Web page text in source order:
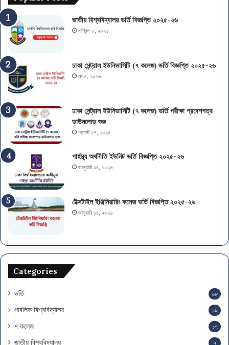
০
২
৬
:
লা
ফ
ল
,
বি
ষ
য়ে
স
ও
ই
গ্রে
শ
জাতীয় বিশ্ববিদ্যালয় ভর্তি বিজ্ঞপ্তি ২০২৫-২৬
এপ্রিল ৮, ২০২৬
ঢাকা সেন্ট্রাল ইউনিভার্সিটি (৭ কলেজ) ভর্তি বিজ্ঞপ্তি ২০২৫-২৬
মে ৫, ২০২৬
ঢাকা সেন্ট্রাল ইউনিভার্সিটি (৭ কলেজ) ভর্তি পরীক্ষা প্রবেশপত্র
ডাউনলোড শুরু
আগস্ট ১৭, ২০২৫
গার্হস্থ্য অর্থনীতি ইউনিট ভর্তি বিজ্ঞপ্তি ২০২৫-২৬
জানুয়ারি ১৪, ২০২৬
টেক্সটাইল ইঞ্জিনিয়ারিং কলেজ ভর্তি বিজ্ঞপ্তি ২০২৫-২৬
জানুয়ারি ১৪, ২০২৬
Categories
ভর্তি ৬৮
পাবলিক বিশ্ববিদ্যালয় ১৯
৭ কলেজ ১৭
জাতীয় বিশ্ববিদ্যালয় ৭